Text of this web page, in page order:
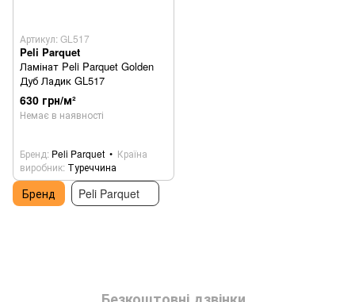
Артикул: GL517
Peli Parquet
Ламінат Peli Parquet Golden
Дуб Ладик GL517
630 грн/м²
Немає в наявності
Бренд Peli Parquet
Країна
виробник Туреччина
Бренд Peli Parquet